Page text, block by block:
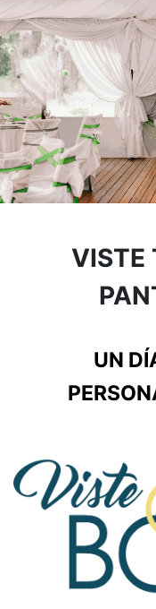
VISTE
UN